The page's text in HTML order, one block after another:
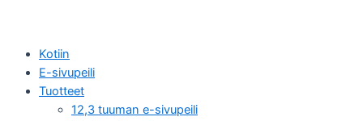
Kotiin
E-sivupeili
Tuotteet
12,3 tuuman e-sivupeili